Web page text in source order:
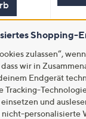
Shopping-
zulassen“,
wir in
Endgerät
Tracking-
und
personalisierte